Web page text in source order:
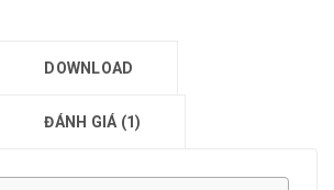
DOWNLOAD
ĐÁNH GIÁ (1)